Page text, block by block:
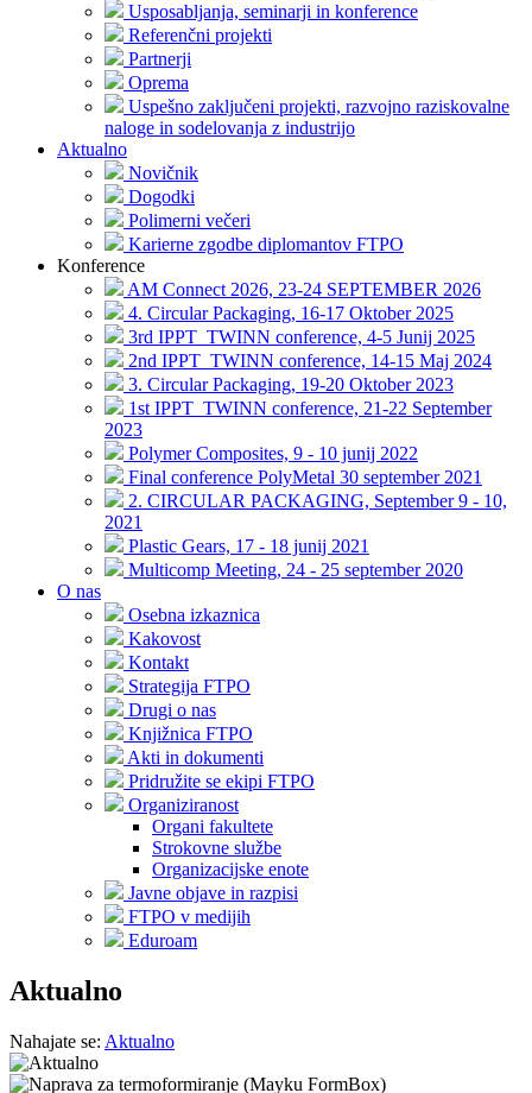
Usposabljanja, seminarji in konference
Referenčni projekti
Partnerji
Oprema
Uspešno zaključeni projekti, razvojno raziskovalne
naloge in sodelovanja z industrijo
Aktualno
Novičnik
Dogodki
Polimerni večeri
Karierne zgodbe diplomantov FTPO
Konference
AM Connect 2026, 23-24 SEPTEMBER 2026
4. Circular Packaging, 16-17 Oktober 2025
3rd IPPT_TWINN conference, 4-5 Junij 2025
2nd IPPT_TWINN conference, 14-15 Maj 2024
3. Circular Packaging, 19-20 Oktober 2023
1st IPPT_TWINN conference, 21-22 September
2023
Polymer Composites, 9 - 10 junij 2022
Final conference PolyMetal 30 september 2021
2. CIRCULAR PACKAGING, September 9 - 10,
2021
Plastic Gears, 17 - 18 junij 2021
Multicomp Meeting, 24 - 25 september 2020
O nas
Osebna izkaznica
Kakovost
Kontakt
Strategija FTPO
Drugi o nas
Knjižnica FTPO
Akti in dokumenti
Pridružite se ekipi FTPO
Organiziranost
Organi fakultete
Strokovne službe
Organizacijske enote
Javne objave in razpisi
FTPO v medijih
Eduroam
Aktualno
Nahajate se: Aktualno